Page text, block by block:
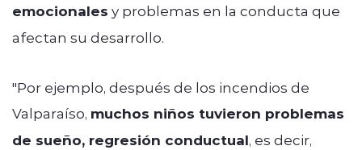
emocionales y problemas en la conducta que
afectan su desarrollo.
"Por ejemplo, después de los incendios de
Valparaíso, muchos niños tuvieron problemas
de sueño, regresión conductual, es decir,